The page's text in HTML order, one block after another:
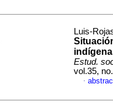
Luis-
Estud.
vol.35,
·